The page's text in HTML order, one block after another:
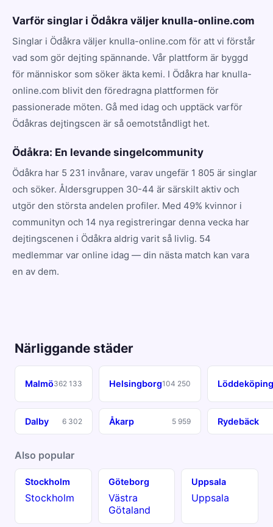
Varför singlar i Ödåkra väljer knulla-online.com
Singlar i Ödåkra väljer knulla-online.com för att vi förstår
vad som gör dejting spännande. Vår plattform är byggd
för människor som söker äkta kemi. I Ödåkra har knulla-
online.com blivit den föredragna plattformen för
passionerade möten. Gå med idag och upptäck varför
Ödåkras dejtingscen är så oemotståndligt het.
Ödåkra: En levande singelcommunity
Ödåkra har 5 231 invånare, varav ungefär 1 805 är singlar
och söker. Åldersgruppen 30-44 är särskilt aktiv och
utgör den största andelen profiler. Med 49% kvinnor i
communityn och 14 nya registreringar denna vecka har
dejtingscenen i Ödåkra aldrig varit så livlig. 54
medlemmar var online idag — din nästa match kan vara
en av dem.
Närliggande städer
Malmö362 133 Helsingborg104 250
Dalby 6 302 Åkarp 5 959 Rydebäck
Also popular
Stockholm
Stockholm
Göteborg
Västra
Götaland
Uppsala
Uppsala